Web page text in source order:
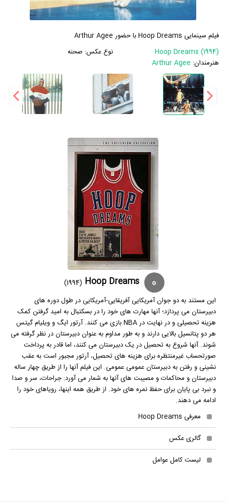
فیلم سینمایی Hoop Dreams با حضور Arthur Agee
Hoop Dreams (1994)
نوع عکس: صحنه
هنرمندان: Arthur Agee
0
Hoop Dreams
(1994)
این مستند به دو جوان آمریکایی آفریقایی-آمریکایی در طول دوره های
دبیرستان می پردازد؛ آنها مهارت های خود را در بسکتبال به امید گرفتن کمک
هزینه تحصیلی و در نهایت در NBA بازی می کنند. آرتور ایگ و ویلیام گیتس
هر دو پتانسیل بالایی دارند و به طور مداوم به عنوان دبیرستان در نظر گرفته می
شوند. آنها شروع به تحصیل در یک دبیرستان می کنند، اما قادر به پرداخت
صورتحساب غیرمنتظره برای هزینه های تحصیل، آرتور مجبور است به عقب
نشینی و رفتن به دبیرستان عمومی عمومی. این فیلم آنها را از طریق چهار ساله
دبیرستان و محاکمات و مصیبت های آنها به شمار می آورد: جراحات، سر و صدا
و نبرد بی پایان برای حفظ نمره های خود. از طریق همه اینها، رویاهای خود را
ادامه می دهند.
معرفی Hoop Dreams
گالری عکس
لیست کامل عوامل